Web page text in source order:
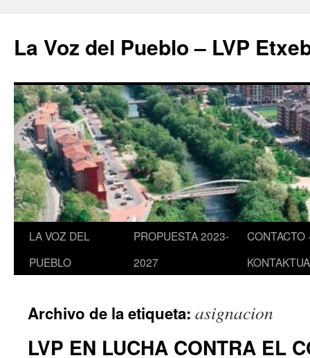
contenido
La Voz del Pueblo – LVP
LA VOZ DEL
PUEBLO
PROPUESTA 2023-
2027
CONTACTO ·
KONTAKTUA
Archivo de la etiqueta: asignacion
LVP EN LUCHA CONTRA EL